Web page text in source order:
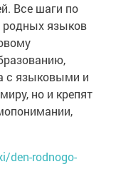
Все шаги по
родных языков
с языковыми и
но и крепят
den-rodnogo-